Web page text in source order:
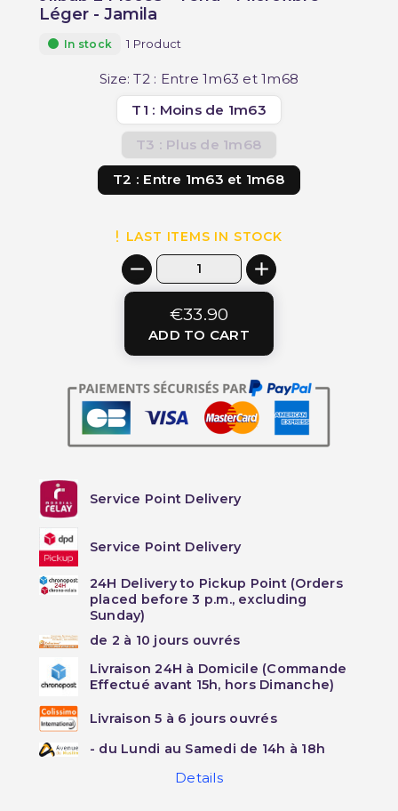
Léger - Jamila
In stock 1 Product
Size: T2 : Entre 1m63 et 1m68
T1 : Moins de 1m63
T3 : Plus de 1m68
T2 : Entre 1m63 et 1m68
LAST ITEMS IN STOCK
€33.90
ADD TO CART
Service Point Delivery
Service Point Delivery
24H Delivery to Pickup Point (Orders
placed before 3 p.m., excluding
Sunday)
de 2 à 10 jours ouvrés
Livraison 24H à Domicile (Commande
Effectué avant 15h, hors Dimanche)
Livraison 5 à 6 jours ouvrés
- du Lundi au Samedi de 14h à 18h
Details